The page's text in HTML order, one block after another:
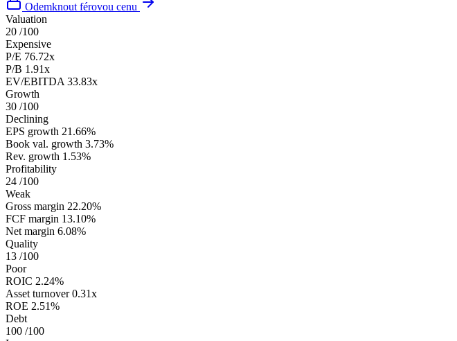
Odemknout férovou cenu
Valuation
20 /100
Expensive
P/E 76.72x
P/B 1.91x
EV/EBITDA 33.83x
Growth
30 /100
Declining
EPS growth 21.66%
Book val. growth 3.73%
Rev. growth 1.53%
Profitability
24 /100
Weak
Gross margin 22.20%
FCF margin 13.10%
Net margin 6.08%
Quality
13 /100
Poor
ROIC 2.24%
Asset turnover 0.31x
ROE 2.51%
Debt
100 /100